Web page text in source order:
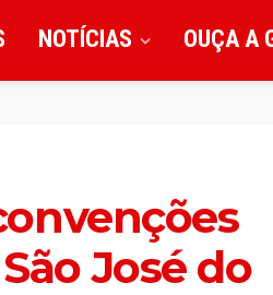
NOTÍCIAS OUÇA A
José do